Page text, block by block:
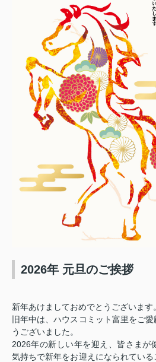
2026年 元旦のご挨拶
新年あけましておめでとうございます。
旧年中は、ハウスコミット富里をご
うございました。
2026年の新しい年を迎え、皆さまが
気持ちで新年をお迎えになられてい